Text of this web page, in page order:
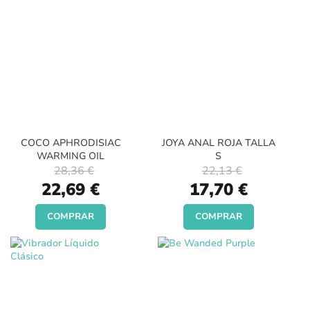
COCO APHRODISIAC
WARMING OIL
Special
Price
22,69 €
28,36 €
COMPRAR
JOYA ANAL ROJA TALLA
S
Special
Price
17,70 €
22,13 €
COMPRAR